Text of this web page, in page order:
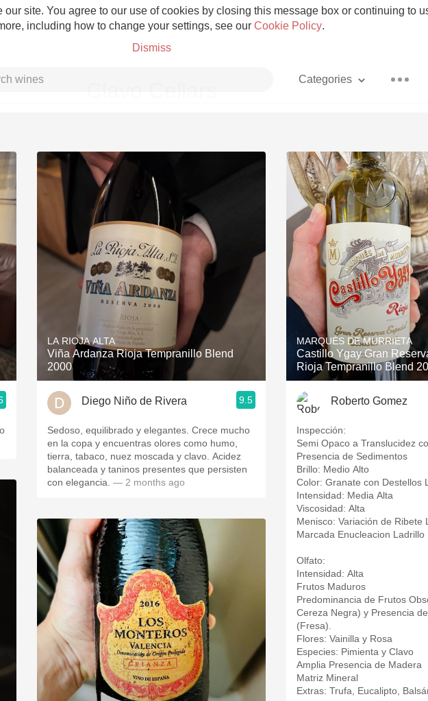
site. You agree to our use of cookies by closing this message box or continuing to
including how to change your settings, see our Cookie Policy.
Dismiss
Categories
Grower Champagne Pizza
Etna Rosso With Goat
Skin Contact Unicorn
Acidity Hops
2010 Chablis Sour Beer
Oregon Pinot Islay
Coravin Mezcal
LA RIOJA ALTA
Viña Ardanza Rioja Tempranillo Blend
2000
Diego Niño de Rivera 9.5
Sedoso, equilibrado y elegantes. Crece mucho
en la copa y encuentras olores como humo,
tierra, tabaco, nuez moscada y clavo. Acidez
balanceada y taninos presentes que persisten
con elegancia. — 2 months ago
MARQUÉS DE MURRIETA
Castillo Ygay Gran
Rioja Tempranillo Blend
Roberto Gomez
Inspección:
Semi Opaco a Translucidez
Presencia de Sedimentos
Brillo: Medio Alto
Color: Granate con Destellos
Intensidad: Media Alta
Viscosidad: Alta
Menisco: Variación de Ribete
Marcada Enucleacion Ladrillo
Olfato:
Intensidad: Alta
Frutos Maduros
Predominancia de Frutos
Cereza Negra) y Presencia
(Fresa).
Flores: Vainilla y Rosa
Especies: Pimienta y Clavo
Amplia Presencia de Madera
Matriz Mineral
Extras: Trufa, Eucalipto,